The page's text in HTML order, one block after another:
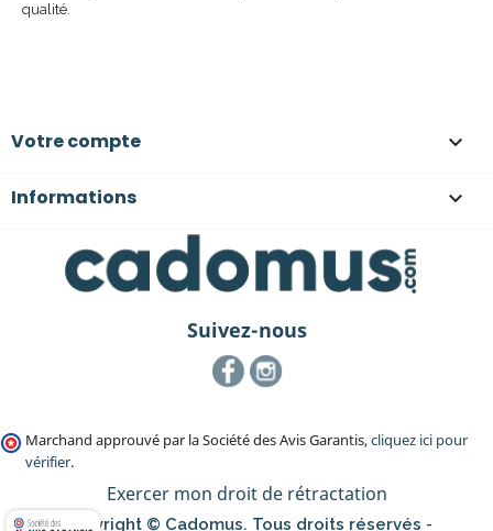
qualité.
Votre compte 
Informations 
Suivez-nous
FacebookInstagram
Marchand approuvé par la Société des Avis Garantis,cliquez ici pour
vérifier.
Exercer mon droit de rétractation
Copyright © Cadomus. Tous droits réservés -